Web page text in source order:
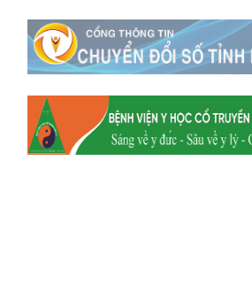
Xã Mường
Hum
Xã Dền
Xã Trịnh Tường
Xã
Xã Bản Xèo
Xã Bát